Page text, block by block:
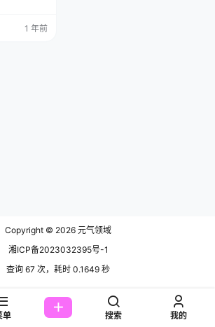
末尾获取
1 年前
Copyright © 2026 元气领域
湘ICP备2023032395号-1
查询 67 次，耗时 0.1649 秒
单 搜索 我的